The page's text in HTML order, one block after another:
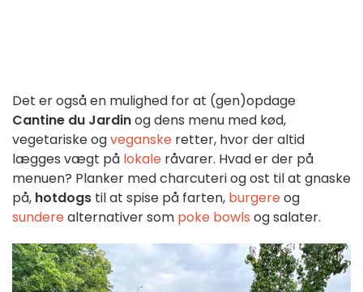
Det er også en mulighed for at (gen)opdage
Cantine du Jardinog dens menu med kød,
vegetariske ogveganske retter, hvor der altid
lægges vægt på lokale råvarer. Hvad er der på
menuen? Planker med charcuteri og ost til at gnaske
på, hotdogs til at spise på farten, burgereog
sunderealternativer som poke bowls og salater.